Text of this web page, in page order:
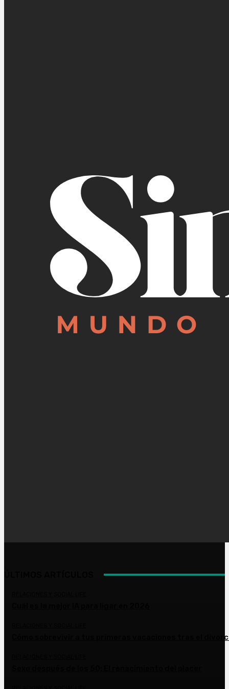
Cómo sobrevivir a tus primeras vacaciones tras el